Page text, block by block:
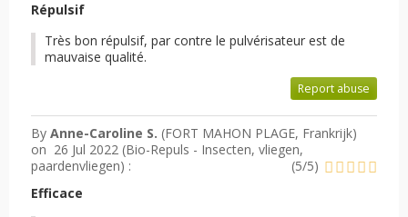
Répulsif
Très bon répulsif, par contre le pulvérisateur est de
mauvaise qualité.
Report abuse
By Anne-Caroline S. (FORT MAHON PLAGE, Frankrijk)
on 26 Jul 2022 (Bio-Repuls - Insecten, vliegen,
paardenvliegen) : (5/5)
Efficace